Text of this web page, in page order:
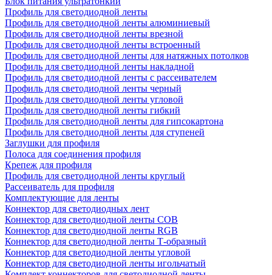
Профиль для светодиодной ленты
Профиль для светодиодной ленты алюминиевый
Профиль для светодиодной ленты врезной
Профиль для светодиодной ленты встроенный
Профиль для светодиодной ленты для натяжных потолков
Профиль для светодиодной ленты накладной
Профиль для светодиодной ленты с рассеивателем
Профиль для светодиодной ленты черный
Профиль для светодиодной ленты угловой
Профиль для светодиодной ленты гибкий
Профиль для светодиодной ленты для гипсокартона
Профиль для светодиодной ленты для ступеней
Заглушки для профиля
Полоса для соединения профиля
Крепеж для профиля
Профиль для светодиодной ленты круглый
Рассеиватель для профиля
Комплектующие для ленты
Коннектор для светодиодных лент
Коннектор для светодиодной ленты COB
Коннектор для светодиодной ленты RGB
Коннектор для светодиодной ленты Т-образный
Коннектор для светодиодной ленты угловой
Коннектор для светодиодной ленты игольчатый